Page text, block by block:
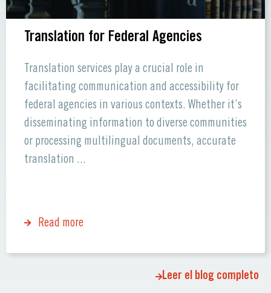
Translation for Federal Agencies
Translation services play a crucial role in
facilitating communication and accessibility for
federal agencies in various contexts. Whether it’s
disseminating information to diverse communities
or processing multilingual documents, accurate
translation ...
Read more
Leer el blog completo